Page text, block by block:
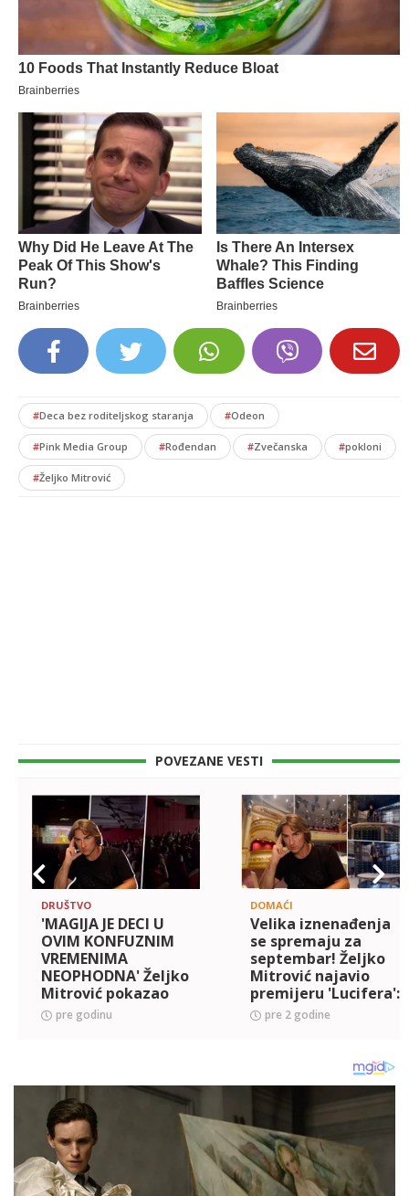
#Deca bez roditeljskog staranja #Odeon
#Pink Media Group #Rođendan #Zvečanska #pokloni
#Željko Mitrović
POVEZANE VESTI
DRUŠTVO
'MAGIJA JE DECI U
OVIM KONFUZNIM
VREMENIMA
NEOPHODNA' Željko
Mitrović pokazao
neverovatan prizor
iz teatra 'Odeon' i
pre godinu
DOMAĆI
Velika iznenađenja
se spremaju za
septembar! Željko
Mitrović najavio
premijeru 'Lucifera':
Ovako nešto još
niste videli i
pre 2 godine